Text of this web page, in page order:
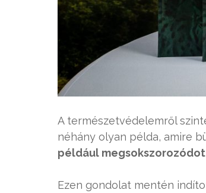
A természetvédelemről
néhány olyan példa, amire
például
Ezen gondolat mentén